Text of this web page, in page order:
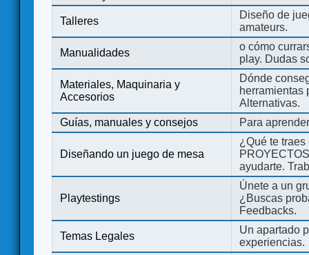
Talleres
Diseño de
amateurs.
Manualidades
o cómo
play. Dudas
Materiales, Maquinaria y
Accesorios
Dónde
herramientas
Alternativas.
Guías, manuales y consejos
Para
Diseñando un juego de mesa
¿Qué te
ayudarte.
Playtestings
Únete a un
¿Buscas
Feedbacks.
Temas Legales
Un apartado
experiencias.